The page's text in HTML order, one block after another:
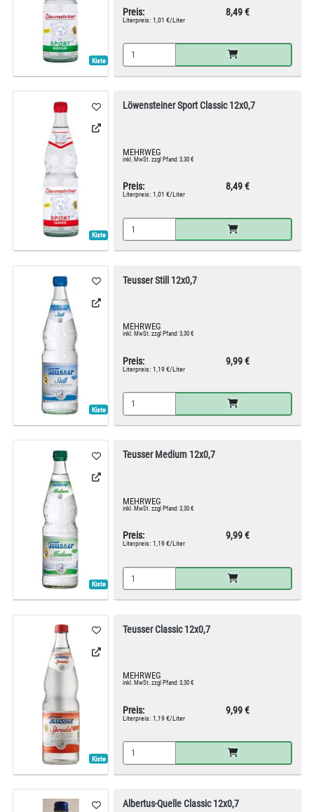
Kiste
Preis: 8,49 €
Literpreis: 1,01 €/Liter
Kiste
Löwensteiner Sport Classic 12x0,7
MEHRWEG
inkl. MwSt. zzgl Pfand: 3,30 €
Preis: 8,49 €
Literpreis: 1,01 €/Liter
Kiste
Teusser Still 12x0,7
MEHRWEG
inkl. MwSt. zzgl Pfand: 3,30 €
Preis: 9,99 €
Literpreis: 1,19 €/Liter
Kiste
Teusser Medium 12x0,7
MEHRWEG
inkl. MwSt. zzgl Pfand: 3,30 €
Preis: 9,99 €
Literpreis: 1,19 €/Liter
Kiste
Teusser Classic 12x0,7
MEHRWEG
inkl. MwSt. zzgl Pfand: 3,30 €
Preis: 9,99 €
Literpreis: 1,19 €/Liter
Albertus-Quelle Classic 12x0,7